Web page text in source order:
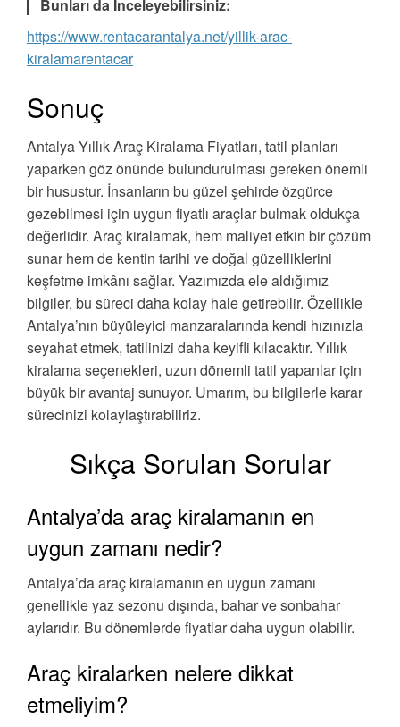
Bunları da İnceleyebilirsiniz:
https://www.rentacarantalya.net/yillik-arac-
kiralamarentacar
Sonuç
Antalya Yıllık Araç Kiralama Fiyatları, tatil planları
yaparken göz önünde bulundurulması gereken önemli
bir husustur. İnsanların bu güzel şehirde özgürce
gezebilmesi için uygun fiyatlı araçlar bulmak oldukça
değerlidir. Araç kiralamak, hem maliyet etkin bir çözüm
sunar hem de kentin tarihi ve doğal güzelliklerini
keşfetme imkânı sağlar. Yazımızda ele aldığımız
bilgiler, bu süreci daha kolay hale getirebilir. Özellikle
Antalya’nın büyüleyici manzaralarında kendi hızınızla
seyahat etmek, tatilinizi daha keyifli kılacaktır. Yıllık
kiralama seçenekleri, uzun dönemli tatil yapanlar için
büyük bir avantaj sunuyor. Umarım, bu bilgilerle karar
sürecinizi kolaylaştırabiliriz.
Sıkça Sorulan Sorular
Antalya’da araç kiralamanın en
uygun zamanı nedir?
Antalya’da araç kiralamanın en uygun zamanı
genellikle yaz sezonu dışında, bahar ve sonbahar
aylarıdır. Bu dönemlerde fiyatlar daha uygun olabilir.
Araç kiralarken nelere dikkat
etmeliyim?